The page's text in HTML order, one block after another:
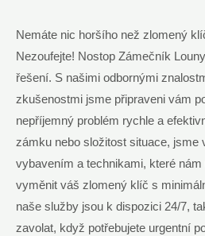
Nemáte nic horšího než zlomený
Nezoufejte! Nostop Zámečník
řešení. S našimi odbornými
zkušenostmi jsme připraveni vám
nepříjemný problém rychle a
zámku nebo složitost situace, jsme
vybavením a technikami, které
vyměnit váš zlomený klíč s
naše služby jsou k dispozici 24/7,
zavolat, když potřebujete urgentní